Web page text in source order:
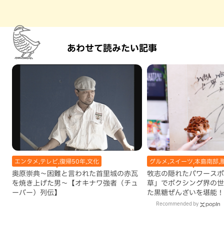
あわせて読みたい記事
エンタメ,テレビ,復帰50年,文化
奥原崇典～困難と言われた首里城の赤瓦
を焼き上げた男～【オキナワ強者（チュ
ーバー）列伝】
グルメ,スイーツ,本島南部,
牧志の隠れたパワース
草」でボクシング界の
た黒糖ぜんざいを堪能
手作りケーキも要チェ
Recommended by